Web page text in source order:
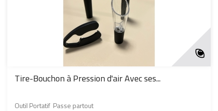
Tire-Bouchon à Pression d'air Avec ses...
Outil Portatif Passe partout